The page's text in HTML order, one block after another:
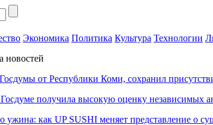
Экономика Политика Культура Технологии
новостей
от Республики Коми, сохранил
получила высокую оценку независимых
ужина: как UP SUSHI меняет представление о